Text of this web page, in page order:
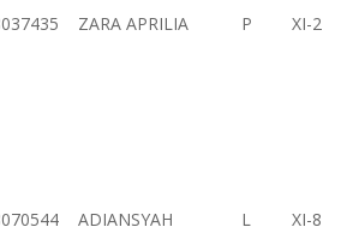
ZARA APRILIA P XI-2
ADIANSYAH L XI-8